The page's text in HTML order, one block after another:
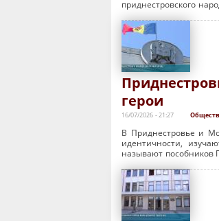
приднестровского
герои
16/07/2026 - 21:27
В Приднестровье и
идентичности,
называют пособников